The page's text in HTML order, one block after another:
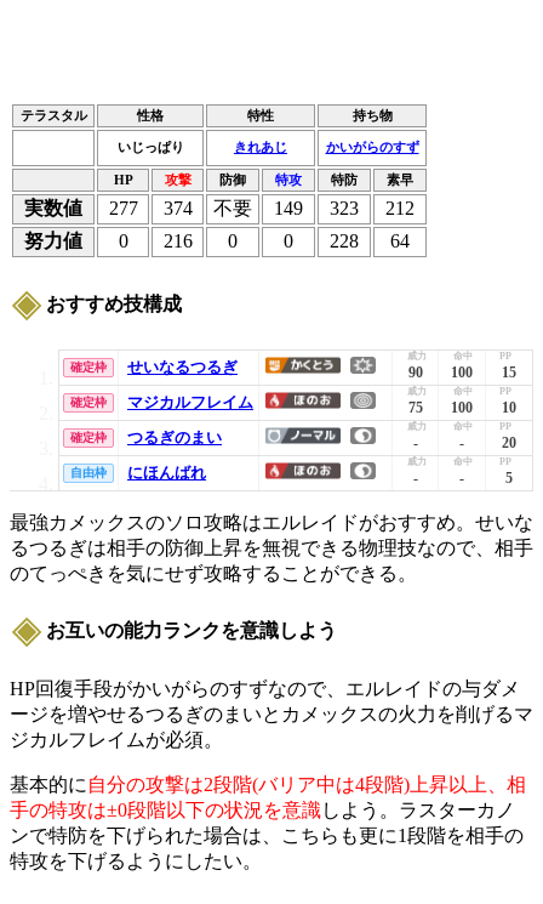
テラスタル 性格 特性 持ち物
いじっぱり きれあじ かいがらのすず
HP 攻撃 防御 特攻 特防 素早
実数値 277 374 不要 149 323
212
努力値
0 216 0 0 228 64
おすすめ技構成
確定枠 せいなるつるぎ 90 100 15
確定枠 マジカルフレイム 75 100 10
確定枠 つるぎのまい - - 20
自由枠 にほんばれ - - 5
最強カメックスのソロ攻略はエルレイドがおすすめ。 せいな
るつるぎは相手の防御上昇を無視できる物理技なので、相手
のてっぺき を気にせず攻略することができる。
お互いの能力ランクを意識しよう
HP回復手段がかいがらのすずなので、エルレイドの与ダメ
ージを増やせるつるぎのまいとカメックスの火力を削げるマ
ジカルフレイムが必須。
基本的に 自分の攻撃は2段階(バリア中は4段階)上昇以上、相
手の特攻は±0段階以下の状況を意識しよう。 ラスターカノ
ンで特防を下げられた場合は、こちらも更に1段階を相手の
特攻を下げるようにしたい。